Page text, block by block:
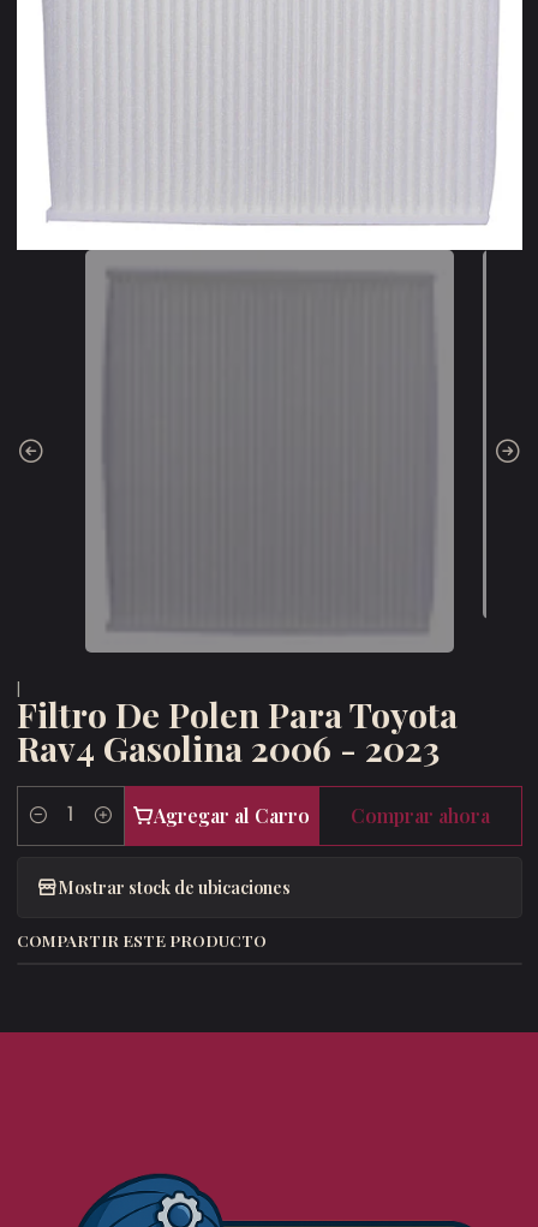
Filtro De Polen Para Toyota
Rav4 Gasolina 2006 - 2023
Cantidad
Agregar al Carro Comprar ahora
Mostrar stock de ubicaciones
COMPARTIR ESTE PRODUCTO